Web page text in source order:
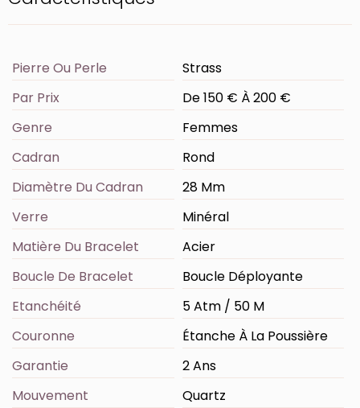
Pierre Ou Perle
Strass
Par Prix
De 150 € À 200 €
Genre
Femmes
Cadran
Rond
Diamètre Du Cadran
28 Mm
Verre
Minéral
Matière Du Bracelet
Acier
Boucle De Bracelet
Boucle Déployante
Etanchéité
5 Atm / 50 M
Couronne
Étanche À La Poussière
Garantie
2 Ans
Mouvement
Quartz